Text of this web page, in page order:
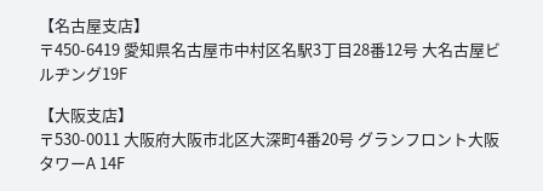
【名古屋支店】
〒450-6419 愛知県名古屋市中村区名駅3丁目28番12号 大名古屋ビ
ルヂング19F
【大阪支店】
〒530-0011 大阪府大阪市北区大深町4番20号 グランフロント大阪
タワーA 14F